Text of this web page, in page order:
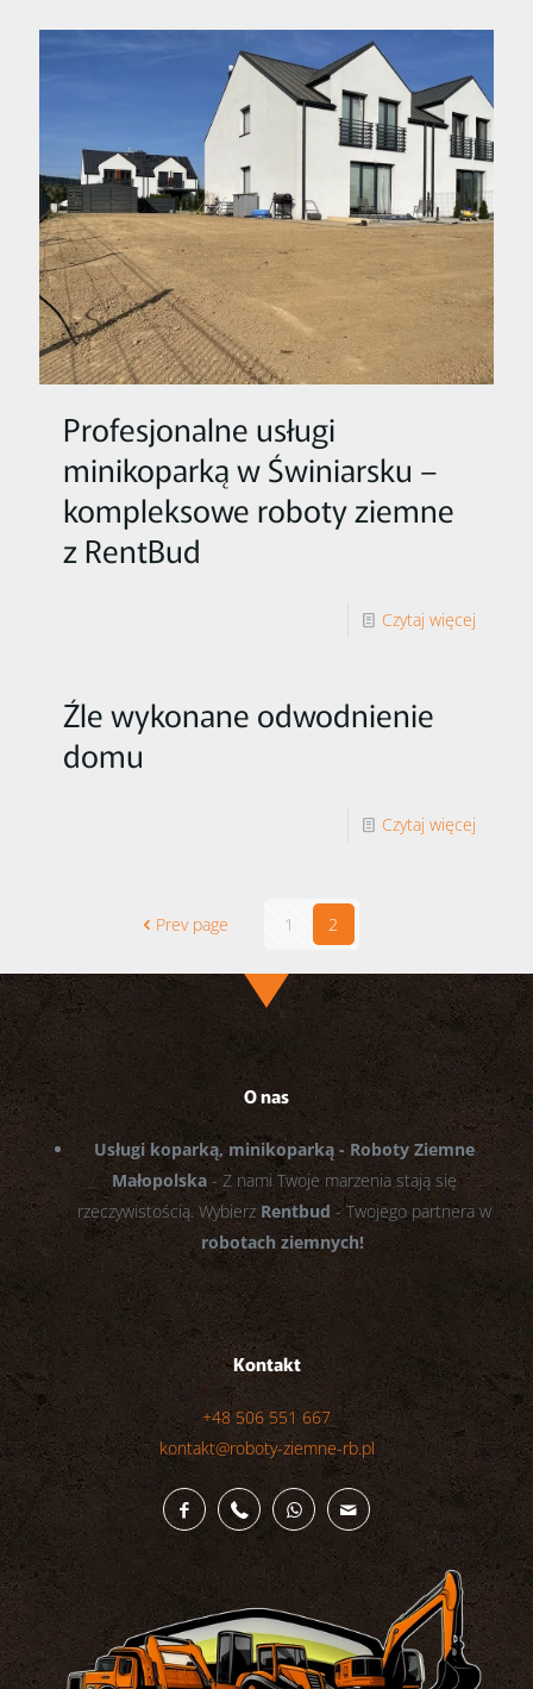
Profesjonalne usługi
minikoparką w Świniarsku –
kompleksowe roboty ziemne
z RentBud
Czytaj więcej
Źle wykonane odwodnienie
domu
Czytaj więcej
Prev page 1 2
O nas
Usługi koparką, minikoparką - Roboty Ziemne
Małopolska- Z nami Twoje marzenia stają się
rzeczywistością. Wybierz Rentbud - Twojego partnera w
robotach ziemnych!
Kontakt
+48 506 551 667
kontakt@roboty-ziemne-rb.pl